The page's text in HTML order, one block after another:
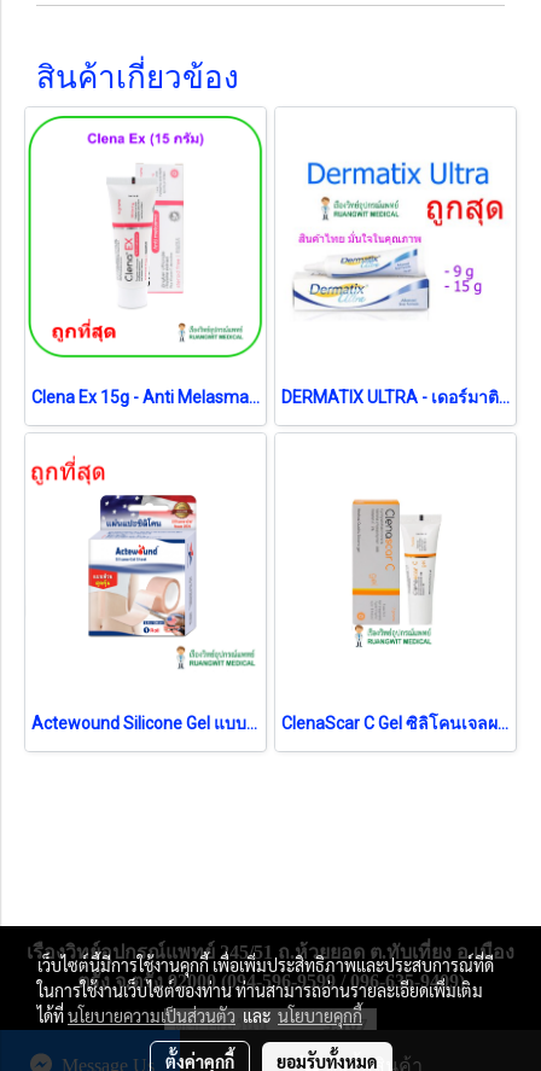
สั่งซื้อสินค้า
Message Us
สินค้าเกี่ยวข้อง
Clena Ex 15g - Anti Melasma ไม่มีสเตียรอยด์ ลดฝ้า จุดด่างดำ DERMATIX ULTRA - เดอร์มาติกซ์ อัลตร้า 9 กรัม
Actewound Silicone Gel แบบม้วน 2.5x100cm (1 ม้วน) ClenaScar C Gel ซิลิโคนเจลผสมวิตามินซี รักษาแผลเป็นด่างดำ หลุมสิว คีลอยด์ 7g
เรืองวิทย์อุปกรณ์แพทย์ 245/51 ถ.ห้วยยอด ต.ทับเที่ยง อ.เมือง
ตรัง จ.ตรัง 92000 (094-596-9599 / 096-635-9409)
ผู้เข้าชมวันนี้ 3,107
Powered by MakeWebEasy.com
เว็บไซต์นี้มีการใช้งานคุกกี้ เพื่อเพิ่มประสิทธิภาพและประสบการณ์ที่ดี
ในการใช้งานเว็บไซต์ของท่าน ท่านสามารถอ่านรายละเอียดเพิ่มเติม
ได้ที่นโยบายความเป็นส่วนตัวและนโยบายคุกกี้
ตั้งค่าคุกกี้ ยอมรับทั้งหมด